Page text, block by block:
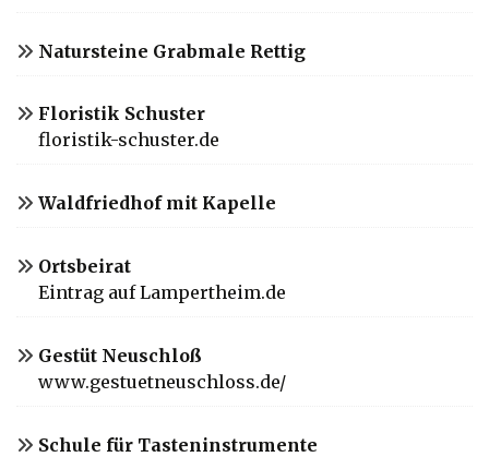
Natursteine Grabmale Rettig
Floristik Schuster
floristik-schuster.de
Waldfriedhof mit Kapelle
Ortsbeirat
Eintrag auf Lampertheim.de
Gestüt Neuschloß
www.gestuetneuschloss.de/
Schule für Tasteninstrumente